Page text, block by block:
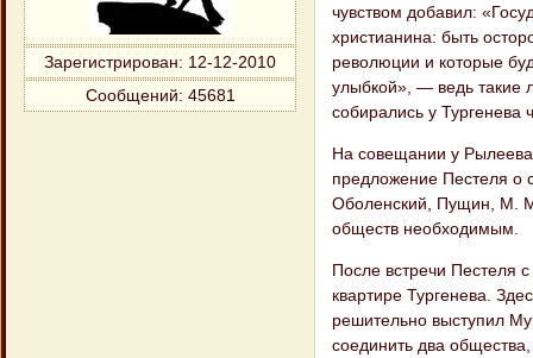
Зарегистрирован: 12-12-2010
Сообщений: 45681
чувством добавил:
христианина: быть
революции и которые
улыбкой», — ведь такие
собирались у
На совещании у
предложение Пестеля о
Оболенский, Пущин, М.
обществ необходимым.
После встречи Пестеля
квартире Тургенева.
решительно выступил
соединить два